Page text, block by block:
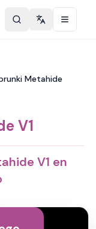
Change
Metahide
V1
V1 en